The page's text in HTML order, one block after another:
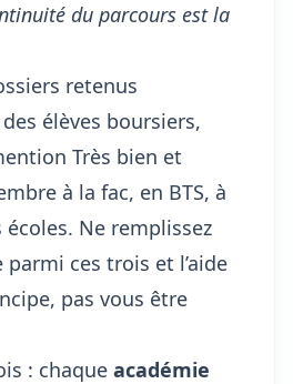
du parcours est la
retenus
élèves boursiers,
Très bien et
à la fac, en BTS, à
écoles. Ne remplissez
parmi ces trois et l’aide
pas vous être
: chaque académie